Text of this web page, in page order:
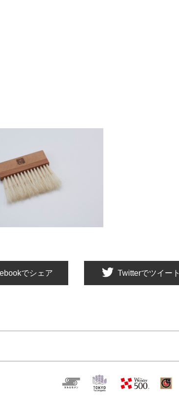
でシェア Twitterでツイート